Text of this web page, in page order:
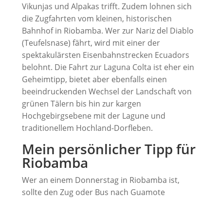
Vikunjas und Alpakas trifft. Zudem lohnen sich
die Zugfahrten vom kleinen, historischen
Bahnhof in Riobamba. Wer zur Nariz del Diablo
(Teufelsnase) fährt, wird mit einer der
spektakulärsten Eisenbahnstrecken Ecuadors
belohnt. Die Fahrt zur Laguna Colta ist eher ein
Geheimtipp, bietet aber ebenfalls einen
beeindruckenden Wechsel der Landschaft von
grünen Tälern bis hin zur kargen
Hochgebirgsebene mit der Lagune und
traditionellem Hochland-Dorfleben.
Mein persönlicher Tipp für
Riobamba
Wer an einem Donnerstag in Riobamba ist,
sollte den Zug oder Bus nach Guamote